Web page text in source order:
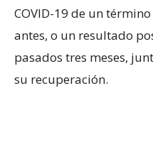
COVID-19 de un
antes, o un resultado
pasados tres meses,
su recuperación.